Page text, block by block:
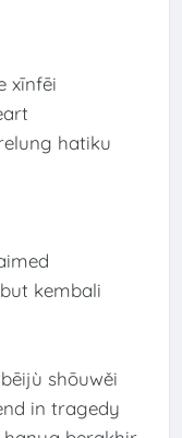
xīnfēi
hatiku
kembali
shōuwěi
in tragedy